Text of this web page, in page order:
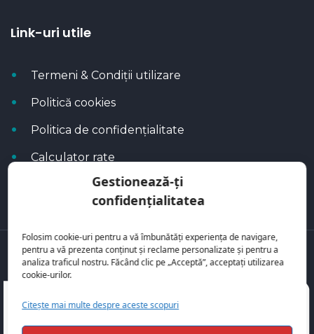
Gestionează-ți
confidențialitatea
Folosim cookie-uri pentru a vă îmbunătăți experiența de navigare,
pentru a vă prezenta conținut și reclame personalizate și pentru a
analiza traficul nostru. Făcând clic pe „Acceptă”, acceptați utilizarea
cookie-urilor.
Citește mai multe despre aceste scopuri
Link-uri utile
Termeni & Condiții utilizare
Politică cookies
Politica de confidențialitate
Calculator rate
Blog Autoflux
Toate mașinile se regăsesc peAutoFlux